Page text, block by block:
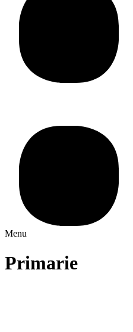
Menu
Primarie